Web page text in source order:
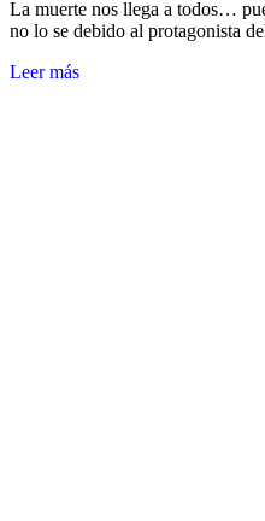
La muerte nos llega a todos…
no lo se debido al protagonista
Leer más